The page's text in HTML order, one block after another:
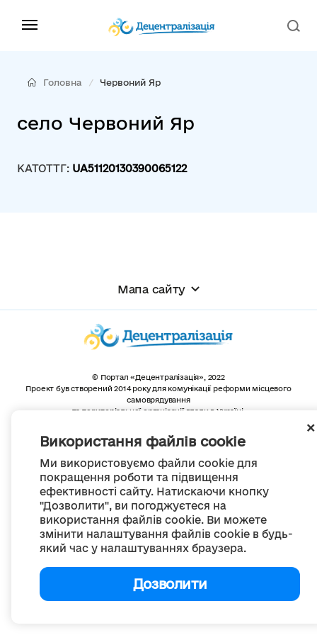
Використання файлів cookie
Ми використовуємо файли cookie для
покращення роботи та підвищення
ефективності сайту. Натискаючи кнопку
"Дозволити", ви погоджуєтеся на
використання файлів cookie. Ви можете
змінити налаштування файлів cookie в будь-
який час у налаштуваннях браузера.
Дозволити
Головна Червоний Яр
село Червоний Яр
КАТОТТГ: UA51120130390065122
Мапа сайту
© Портал «Децентралізація», 2022
Проект був створений 2014 року для комунікації реформи місцевого
самоврядування
та територіальної організації влади в Україні.
Весь контент доступний за ліцензією
Creative Commons Attribution 4.0 International license,
якщо не зазначено інше